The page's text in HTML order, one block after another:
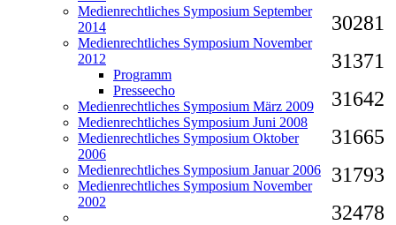
Medienrechtliches Symposium September
2014
Medienrechtliches Symposium November
2012
Programm
Presseecho
Medienrechtliches Symposium März 2009
Medienrechtliches Symposium Juni 2008
Medienrechtliches Symposium Oktober
2006
Medienrechtliches Symposium Januar 2006
Medienrechtliches Symposium November
2002